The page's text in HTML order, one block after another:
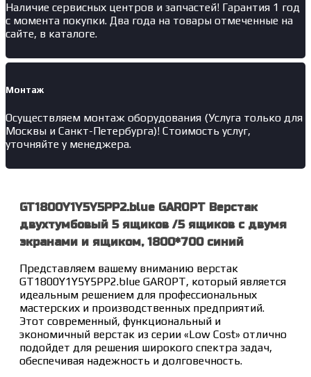
Наличие сервисных центров и запчастей! Гарантия 1 год
с момента покупки. Два года на товары отмеченные на
сайте, в каталоге.
Монтаж
Осуществляем монтаж оборудования (Услуга только для
Москвы и Санкт-Петербурга)! Стоимость услуг,
уточняйте у менеджера.
GT1800Y1Y5Y5PP2.blue GAROPT Верстак
двухтумбовый 5 ящиков /5 ящиков с двумя
экранами и ящиком, 1800*700 синий
Представляем вашему вниманию верстак
GT1800Y1Y5Y5PP2.blue GAROPT, который является
идеальным решением для профессиональных
мастерских и производственных предприятий.
Этот современный, функциональный и
экономичный верстак из серии «Low Cost» отлично
подойдет для решения широкого спектра задач,
обеспечивая надежность и долговечность.